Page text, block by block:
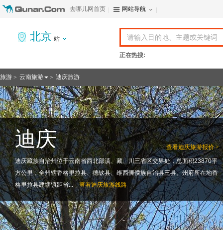
去哪儿网首页 网站导航
北京 站
正在热搜:
旅游 > 云南旅游 > 迪庆旅游
查看迪庆旅游报价 >
迪庆
迪庆藏族自治州位于云南省西北部滇、藏、川三省区交界处，总面积23870平
方公里，全州辖香格里拉县、德钦县、维西傈僳族自治县三县。州府所在地香
格里拉县建塘镇距省...
查看迪庆旅游线路